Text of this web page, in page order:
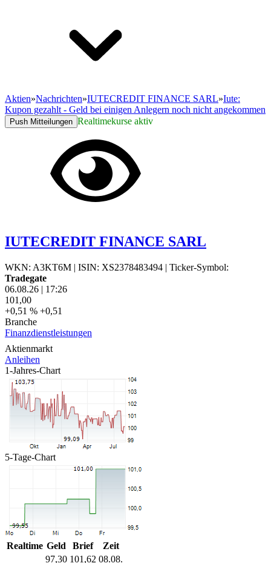
Aktien»Nachrichten»IUTECREDIT FINANCE SARL»Iute:
Kupon gezahlt - Geld bei einigen Anlegern noch nicht angekommen
Push Mitteilungen Realtimekurse aktiv
IUTECREDIT FINANCE SARL
WKN: A3KT6M | ISIN: XS2378483494 | Ticker-Symbol:
Tradegate
06.08.26 | 17:26
101,00
+0,51 % +0,51
Branche
Finanzdienstleistungen
Aktienmarkt
Anleihen
1-Jahres-Chart
5-Tage-Chart
Realtime Geld Brief
Zeit
97,30 101,62 08.08.